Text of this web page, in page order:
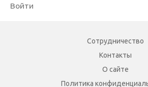
Войти
Сотрудничество
Контакты
О сайте
Политика